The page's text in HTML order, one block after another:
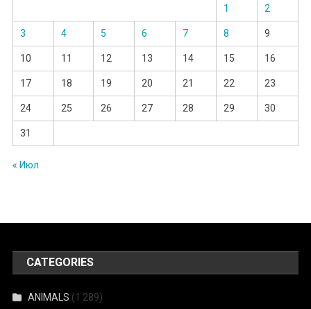
1 2
3 4 5 6 7 8 9
10 11 12 13 14 15 16
17 18 19 20 21 22 23
24 25 26 27 28 29 30
31
« Июл
CATEGORIES
ANIMALS (1 289)